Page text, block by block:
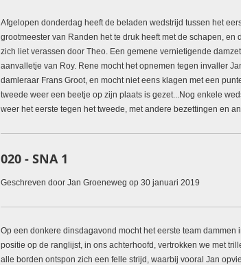
Afgelopen donderdag heeft de beladen wedstrijd tussen het
grootmeester van Randen het te druk heeft met de schapen,
zich liet verassen door Theo. Een gemene vernietigende
aanvalletje van Roy. Rene mocht het opnemen tegen invaller
damleraar Frans Groot, en mocht niet eens klagen met een
tweede weer een beetje op zijn plaats is gezet...Nog enkele
weer het eerste tegen het tweede, met andere bezettingen en
020 - SNA 1
Geschreven door Jan Groeneweg op 30 januari 2019
Op een donkere dinsdagavond mocht het eerste team
positie op de ranglijst, in ons achterhoofd, vertrokken we met
alle borden ontspon zich een felle strijd, waarbij vooral Jan